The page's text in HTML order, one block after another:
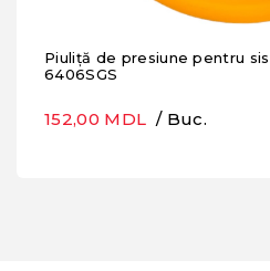
Piuliță de presiune pentru
6406SGS
152,00 MDL / Buc.